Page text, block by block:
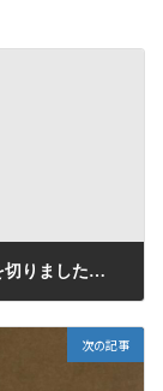
プレミアムクーポン使用期間が残り２週間を切りました！11/8～12/6まで！
次の記事